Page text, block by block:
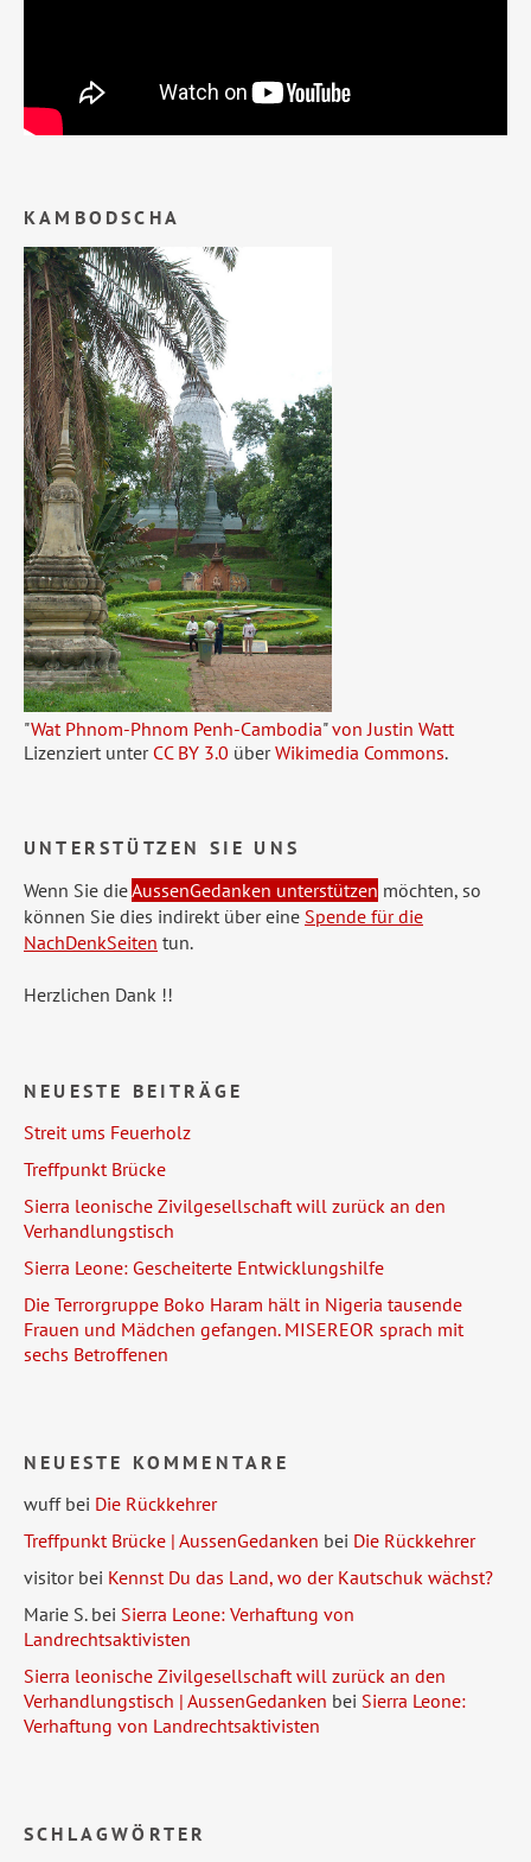
KAMBODSCHA
"Wat Phnom-Phnom Penh-Cambodia"von Justin Watt
Lizenziert unter CC BY 3.0 überWikimedia Commons.
UNTERSTÜTZEN SIE UNS
Wenn Sie dieAussenGedanken unterstützen möchten, so
können Sie dies indirekt über eine Spende für die
NachDenkSeiten tun.
Herzlichen Dank !!
NEUESTE BEITRÄGE
Streit ums Feuerholz
Treffpunkt Brücke
Sierra leonische Zivilgesellschaft will zurück an den
Verhandlungstisch
Sierra Leone: Gescheiterte Entwicklungshilfe
Die Terrorgruppe Boko Haram hält in Nigeria tausende
Frauen und Mädchen gefangen. MISEREOR sprach mit
sechs Betroffenen
NEUESTE KOMMENTARE
wuffbei Die Rückkehrer
Treffpunkt Brücke | AussenGedanken bei Die Rückkehrer
visitorbei Kennst Du das Land, wo der Kautschuk wächst?
Marie S.bei Sierra Leone: Verhaftung von
Landrechtsaktivisten
Sierra leonische Zivilgesellschaft will zurück an den
Verhandlungstisch | AussenGedanken bei Sierra Leone:
Verhaftung von Landrechtsaktivisten
SCHLAGWÖRTER